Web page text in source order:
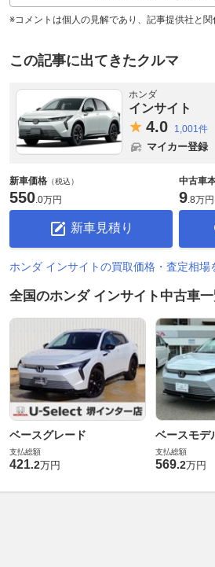
※コメントは個人の見解であり、記事提供社と関
この記事に出てきたクルマ
ホンダ
インサイト
4.0 1,001件
マイカー登録
新車価格 （税込）
550.0万円
新車見積り
中古車
9.8万円
ホンダ インサイトの買取価格・査定相場
全国のホンダ インサイト中古車
ベースグレード
支払総額
421.2万円
ベースモデ
支払総額
569.2万円